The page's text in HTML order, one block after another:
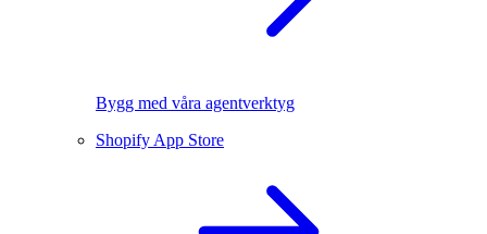
Bygg med våra agentverktyg
Shopify App Store